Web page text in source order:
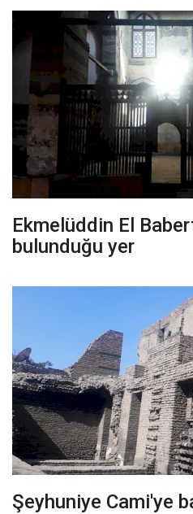
Ekmelüddin El
bulunduğu yer
Şeyhuniye Cami'ye